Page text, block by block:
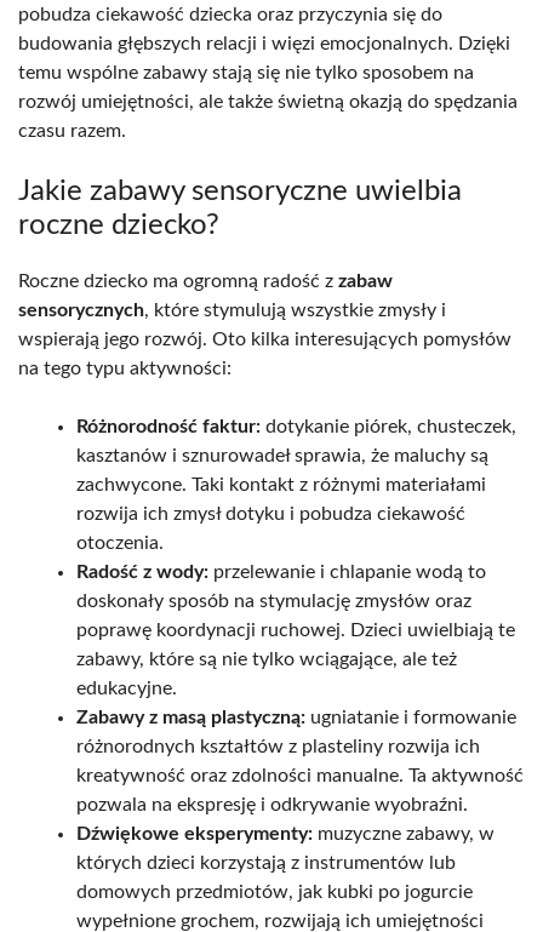
pobudza ciekawość dziecka oraz przyczynia się do
budowania głębszych relacji i więzi emocjonalnych. Dzięki
temu wspólne zabawy stają się nie tylko sposobem na
rozwój umiejętności, ale także świetną okazją do spędzania
czasu razem.
Jakie zabawy sensoryczne uwielbia
roczne dziecko?
Roczne dziecko ma ogromną radość z zabaw
sensorycznych, które stymulują wszystkie zmysły i
wspierają jego rozwój. Oto kilka interesujących pomysłów
na tego typu aktywności:
Różnorodność faktur: dotykanie piórek, chusteczek,
kasztanów i sznurowadeł sprawia, że maluchy są
zachwycone. Taki kontakt z różnymi materiałami
rozwija ich zmysł dotyku i pobudza ciekawość
otoczenia.
Radość z wody: przelewanie i chlapanie wodą to
doskonały sposób na stymulację zmysłów oraz
poprawę koordynacji ruchowej. Dzieci uwielbiają te
zabawy, które są nie tylko wciągające, ale też
edukacyjne.
Zabawy z masą plastyczną: ugniatanie i formowanie
różnorodnych kształtów z plasteliny rozwija ich
kreatywność oraz zdolności manualne. Ta aktywność
pozwala na ekspresję i odkrywanie wyobraźni.
Dźwiękowe eksperymenty: muzyczne zabawy, w
których dzieci korzystają z instrumentów lub
domowych przedmiotów, jak kubki po jogurcie
wypełnione grochem, rozwijają ich umiejętności